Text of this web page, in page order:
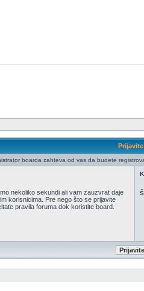
Prijavite
boarda zahteva od vas da budete
nekoliko sekundi ali vam zauzvrat daje
korisnicima. Pre nego što se prijavite
pravila foruma dok koristite board.